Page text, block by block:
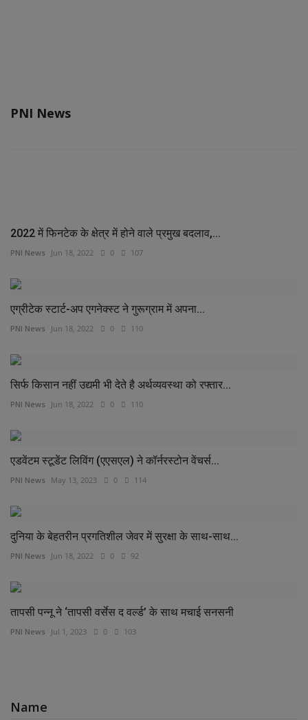
PNI News
2022 में फिनटेक के क्षेत्र में होने वाले प्रमुख बदलाव,...
PNI News Jun 18, 2022 0 107
एग्रीटेक स्‍टार्ट-अप एगनेक्‍स्‍ट ने गुरूग्राम में अपना...
PNI News Jun 18, 2022 0 110
सिर्फ किसान नहीं उद्यमी भी देते है अर्थव्यवस्था को रफ्तार...
PNI News Jun 18, 2022 0 110
एडवेंटम स्‍टूडेंट लिविंग (एएसएल) ने कॉर्नरस्‍टोन वेंचर्स...
PNI News May 13, 2023 0 114
दुनिया के बेहतरीन प्रगतिशील जेवर में सुरक्षा के साथ-साथ...
PNI News Jun 18, 2022 0 92
तापसी पन्नू ने ‘तापसी वर्सेस द वर्ल्‍ड’ के साथ मचाई सनसनी
PNI News Jul 1, 2023 0 103
Name